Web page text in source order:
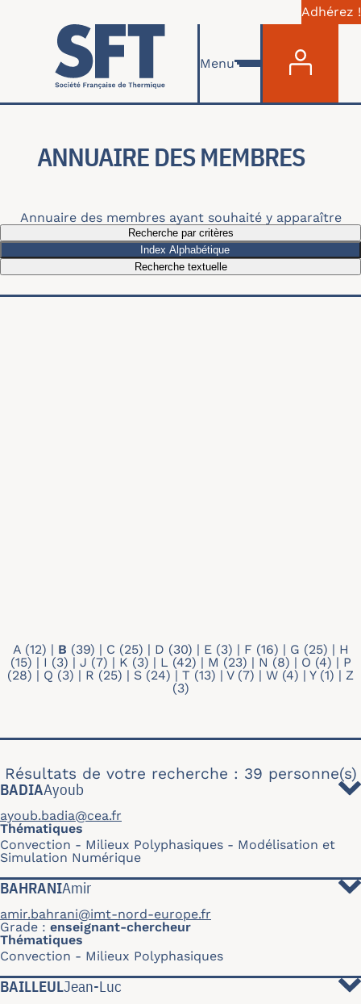
Skip to main content
Adhérez !
Menu
ANNUAIRE DES MEMBRES
Annuaire des membres ayant souhaité y apparaître
Recherche par critères
Index Alphabétique
Recherche textuelle
A(12) | B (39) | C (25) | D (30) | E(3) | F (16) | G (25) | H
(15) | I (3) | J (7) | K (3) | L (42) | M (23) | N (8) | O (4) | P
(28) | Q (3) | R (25) | S (24) | T (13) | V(7) | W (4) | Y(1) | Z
(3)
Résultats de votre recherche : 39 personne(s)
BADIAAyoub
ayoub.badia@cea.fr
Thématiques
Convection
Milieux Polyphasiques
Modélisation et
Simulation Numérique
BAHRANIAmir
amir.bahrani@imt-nord-europe.fr
Grade
enseignant-chercheur
Thématiques
Convection
Milieux Polyphasiques
BAILLEULJean-Luc